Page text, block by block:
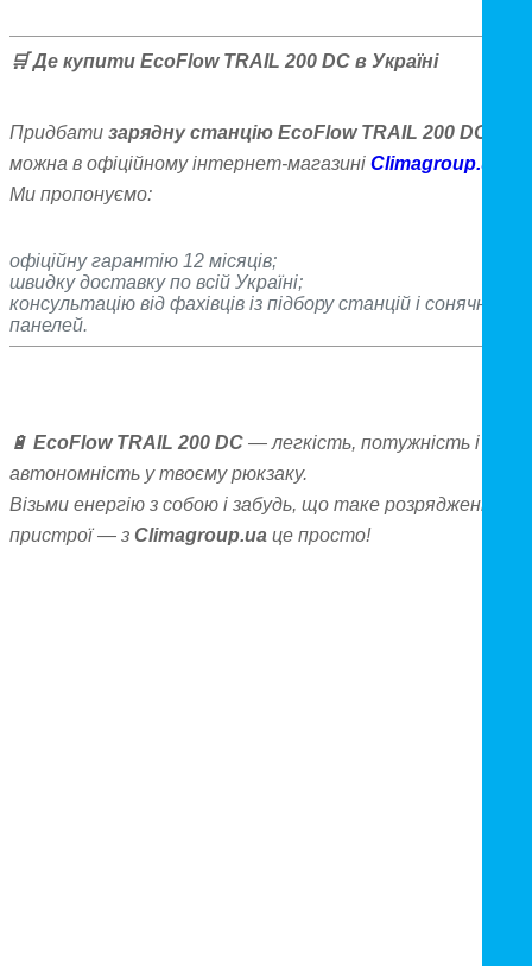
🛒Де купити EcoFlow TRAIL 200 DC в Україні
Придбати зарядну станцію EcoFlow TRAIL 200 DC
можна в офіційному інтернет-магазині Climagroup.ua
Ми пропонуємо:
офіційну гарантію 12 місяців;
швидку доставку по всій Україні;
консультацію від фахівців із підбору станцій і сонячних
панелей.
🔋 EcoFlow TRAIL 200 DC — легкість, потужність і
автономність у твоєму рюкзаку.
Візьми енергію з собою і забудь, що таке розряджені
пристрої — з Climagroup.ua це просто!